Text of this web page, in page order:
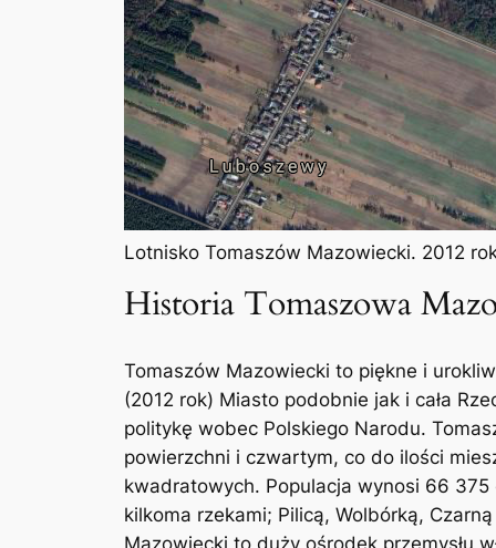
Lotnisko Tomaszów Mazowiecki. 2012
Historia Tomaszowa
Tomaszów Mazowiecki to piękne i
(2012 rok) Miasto podobnie jak i cała
politykę wobec Polskiego Narodu.
powierzchni i czwartym, co do ilości
kwadratowych. Populacja wynosi 66
kilkoma rzekami; Pilicą, Wolbórką,